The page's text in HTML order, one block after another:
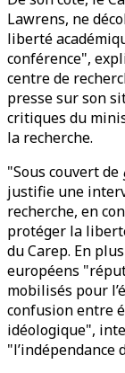
Lawrens, ne
liberté
conférence",
centre de
presse sur son
critiques du
la recherche.
"Sous couvert de
justifie une
recherche, en
protéger la
du Carep. En
européens
mobilisés pour
confusion entre
idéologique",
"l’indépendance